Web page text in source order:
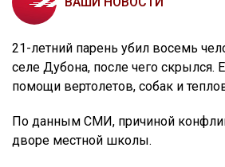
21-летний парень убил восемь
селе Дубона, после чего скрылся.
помощи вертолетов, собак и
По данным СМИ, причиной
дворе местной школы.